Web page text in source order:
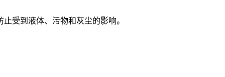
受到液体、污物和灰尘的影响。